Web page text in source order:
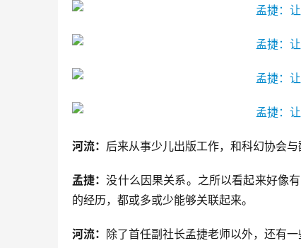
河流： 后来从事少儿出版工作，和科幻协会与
孟捷：没什么因果关系。之所以看起来好像
的经历，都或多或少能够关联起来。
河流： 除了首任副社长孟捷老师以外，还有